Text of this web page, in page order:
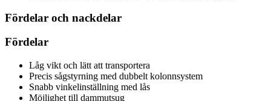
Fördelar och nackdelar
Fördelar
Låg vikt och lätt att transportera
Precis sågstyrning med dubbelt kolonnsystem
Snabb vinkelinställning med lås
Möjlighet till dammutsug